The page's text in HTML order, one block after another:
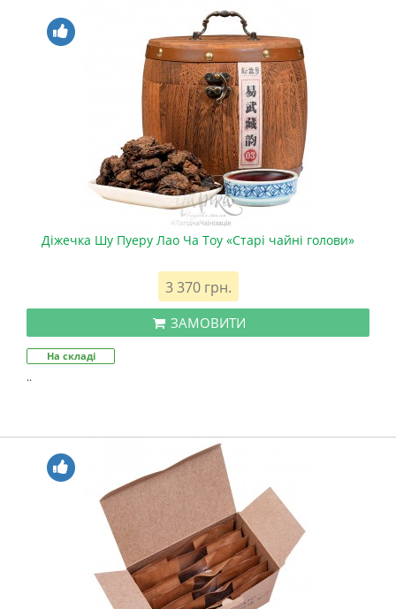
Діжечка Шу Пуеру Лао Ча Тоу «Старі чайні голови»
3 370 грн.
ЗАМОВИТИ
На складі
..